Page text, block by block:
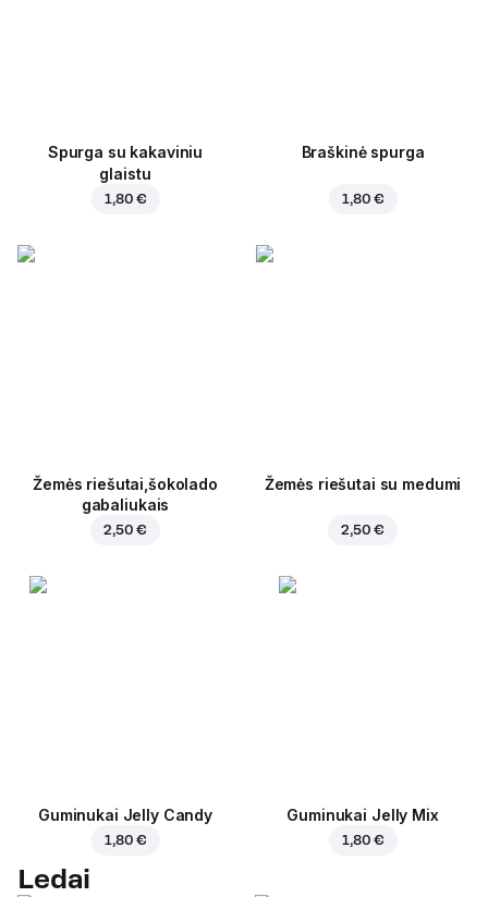
Spurga su kakaviniu
glaistu
1,80 €
Braškinė spurga
1,80 €
Žemės riešutai,šokolado
gabaliukais
2,50 €
Žemės riešutai su medumi
2,50 €
Guminukai Jelly Candy
1,80 €
Guminukai Jelly Mix
1,80 €
Ledai